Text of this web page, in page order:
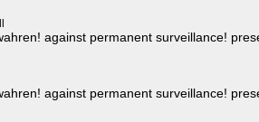
against permanent surveillance!
against permanent surveillance!